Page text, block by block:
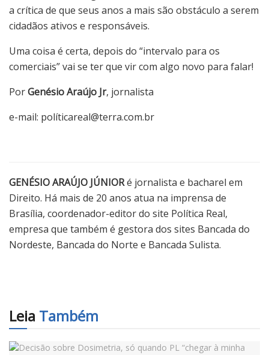
a crítica de que seus anos a mais são obstáculo a serem
cidadãos ativos e responsáveis.
Uma coisa é certa, depois do “intervalo para os
comerciais” vai se ter que vir com algo novo para falar!
PorGenésio Araújo Jr, jornalista
e-mail: políticareal@terra.com.br
GENÉSIO ARAÚJO JÚNIORé jornalista e bacharel em
Direito. Há mais de 20 anos atua na imprensa de
Brasília, coordenador-editor do site Política Real,
empresa que também é gestora dos sites Bancada do
Nordeste, Bancada do Norte e Bancada Sulista.
Leia Também